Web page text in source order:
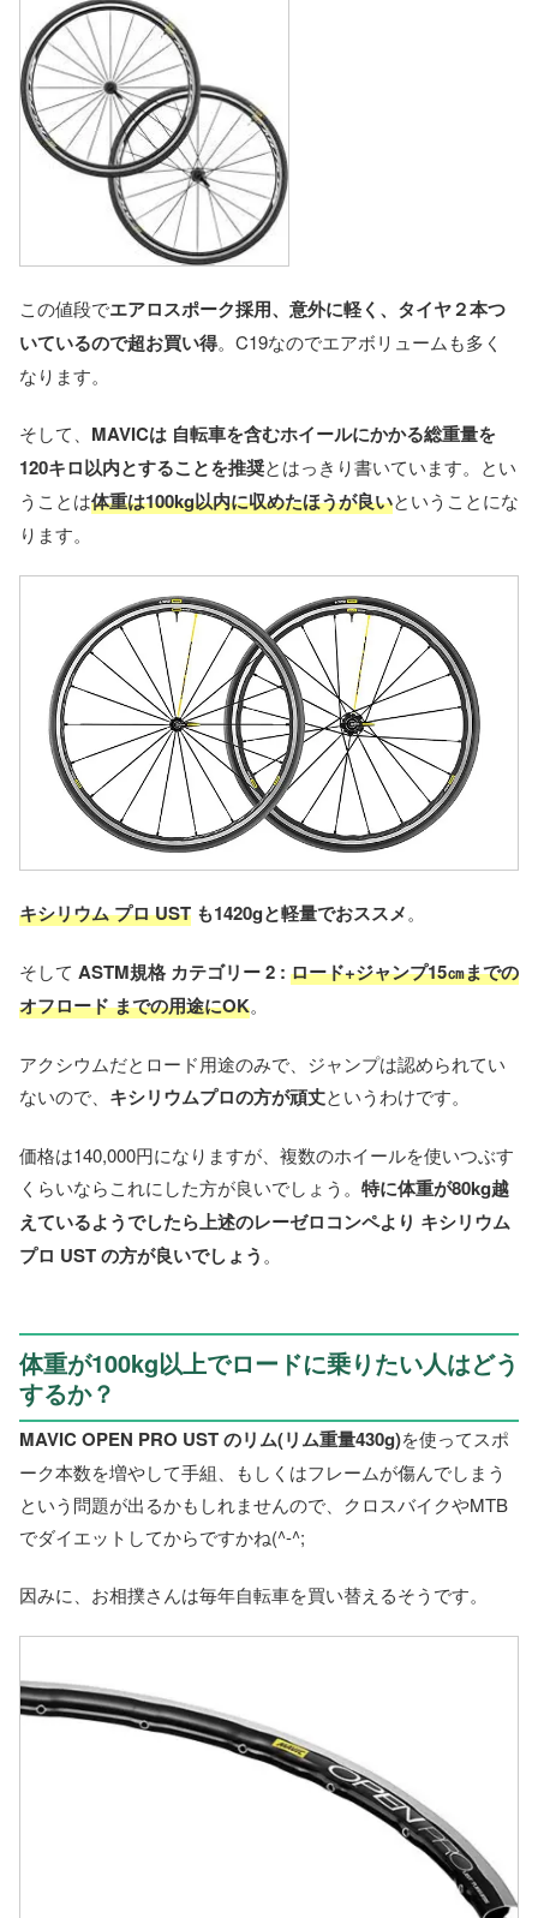
この値段でエアロスポーク採用、意外に軽く、タイヤ２本つ
いているので超お買い得。C19なのでエアボリュームも多く
なります。
そして、 MAVICは 自転車を含むホイールにかかる総重量を
120キロ以内とすることを推奨とはっきり書いています。とい
うことは体重は100kg以内に収めたほうが良いということにな
ります。
キシリウム プロ UST も1420gと軽量でおススメ。
そして ASTM規格 カテゴリー 2 : ロード+ジャンプ15㎝までの
オフロード までの用途にOK。
アクシウムだとロード用途のみで、ジャンプは認められてい
ないので、 キシリウムプロの方が頑丈というわけです。
価格は140,000円になりますが、複数のホイールを使いつぶす
くらいならこれにした方が良いでしょう。 特に体重が80kg越
えているようでしたら上述のレーゼロコンペより キシリウム
プロ USTの方が良いでしょう 。
体重が100kg以上でロードに乗りたい人はどう
するか？
MAVIC OPEN PRO UST のリム(リム重量430g)を使ってスポ
ーク本数を増やして手組、もしくはフレームが傷んでしまう
という問題が出るかもしれませんので、クロスバイクやMTB
でダイエットしてからですかね(^-^;
因みに、お相撲さんは毎年自転車を買い替えるそうです。